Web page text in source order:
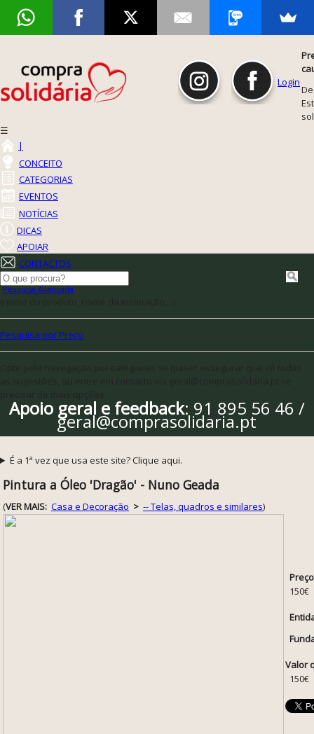
Login
☰
|
CONCEITO
CATEGORIAS
EVENTOS
NOTÍCIAS
DICAS
APOIAR
CONTACTOS
Pesquisa Avançada
Pesquisa por Preço
Apoio geral e feedback: 91 895 56 46 /
geral@comprasolidaria.pt
É a 1ª vez que usa este site? Clique aqui.
Pintura a Óleo 'Dragão' - Nuno Geada
(VER MAIS: Casa e Decoração > -- Telas, quadros e similares)
150€
Valor
150€